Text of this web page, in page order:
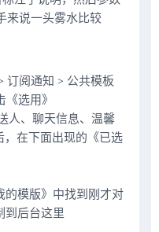
来说一头雾水比较
订阅通知 > 公共模板
选用》
人、聊天信息、温馨
在下面出现的《已选
的模版》中找到刚才对
到后台这里